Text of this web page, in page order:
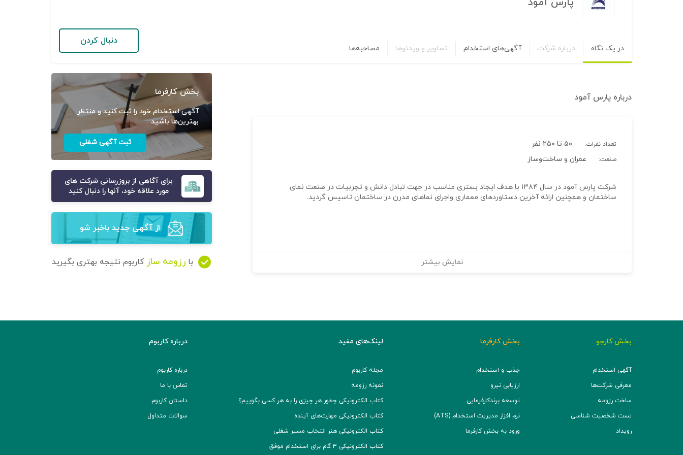
در یک نگاه درباره شرکت آگهی‌های استخدام تصاویر و ویدئوها مصاحبه‌ها
دنبال کردن
درباره پارس آمود
تعداد نفرات: ۵۰ تا ۲۵۰ نفر
صنعت: عمران و ساخت‌وساز
شرکت پارس آمود در سال ۱۳۸۴ با هدف ایجاد بستری مناسب در جهت تبادل دانش و تجربیات در صنعت نمای
ساختمان و همچنین ارائه آخرین دستاوردهای معماری واجرای نماهای مدرن در ساختمان تاسیس گردید.
نمایش بیشتر
بخش کارفرما
آگهی استخدام خود را ثبت کنید و منتظر
بهترین‌ها باشید
ثبت آگهی شغلی
برای آگاهی از بروزرسانی شرکت های
مورد علاقه خود، آنها را دنبال کنید
از آگهی‌ جدید باخبر شو
با رزومه ساز کاربوم نتیجه بهتری بگیرید
بخش کارجو
آگهی استخدام
معرفی شرکت‌ها
ساخت رزومه
تست شخصیت شناسی
رویداد
بخش کارفرما
جذب و استخدام
ارزیابی نیرو
توسعه برند‌کارفرمایی
نرم افزار مدیریت استخدام (ATS)
ورود به بخش کارفرما
لینک‌های مفید
مجله کاربوم
نمونه رزومه
کتاب الکترونیکی چطور هر چیزی را به هر کسی بگوییم؟
کتاب الکترونیکی مهارت‌های آینده
کتاب الکترونیکی هنر انتخاب مسیر شغلی
کتاب الکترونیکی ۳ گام برای استخدام موفق
درباره کاربوم
درباره کاربوم
تماس با ما
داستان کاربوم
سوالات متداول